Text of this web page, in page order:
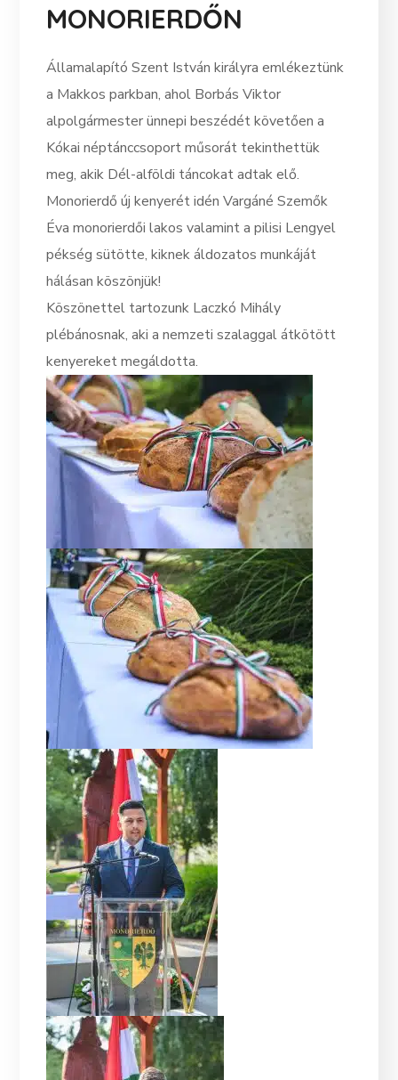
MONORIERDŐN
Államalapító Szent István királyra emlékeztünk
a Makkos parkban, ahol Borbás Viktor
alpolgármester ünnepi beszédét követően a
Kókai néptánccsoport műsorát tekinthettük
meg, akik Dél-alföldi táncokat adtak elő.
Monorierdő új kenyerét idén Vargáné Szemők
Éva monorierdői lakos valamint a pilisi Lengyel
pékség sütötte, kiknek áldozatos munkáját
hálásan köszönjük!
Köszönettel tartozunk Laczkó Mihály
plébánosnak, aki a nemzeti szalaggal átkötött
kenyereket megáldotta.